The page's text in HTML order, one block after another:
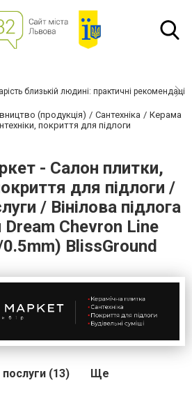
близькій людині: практичні рекомендації
(продукція) Сантехніка
Керама
покриття для підлоги
- Салон плитки,
для підлоги /
/ Вінілова підлога
Dream Chevron Line
BlissGround
(13) Ще